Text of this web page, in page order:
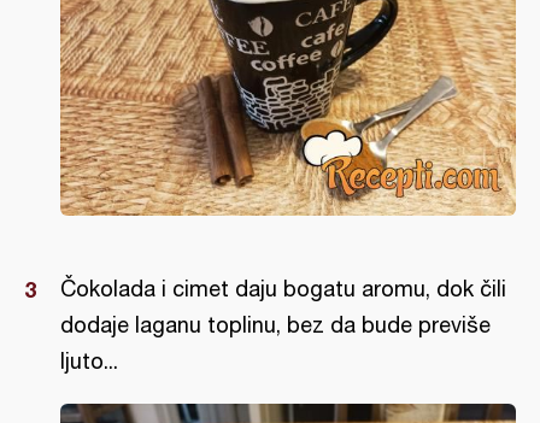
Čokolada i cimet daju bogatu aromu, dok čili
dodaje laganu toplinu, bez da bude previše
ljuto...